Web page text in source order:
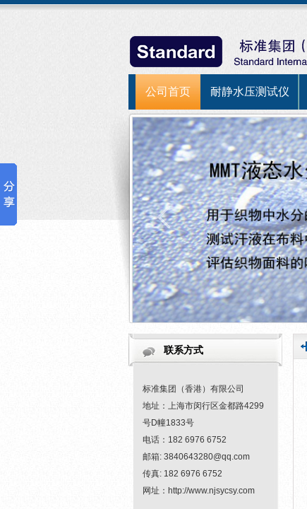
公司首页 耐静水压测试仪
联系方式
标准集团（香港）有限公司
地址：上海市闵行区金都路4299
号D幢1833号
电话：182 6976 6752
邮箱: 3840643280@qq.com
传真: 182 6976 6752
网址：http://www.njsycsy.com